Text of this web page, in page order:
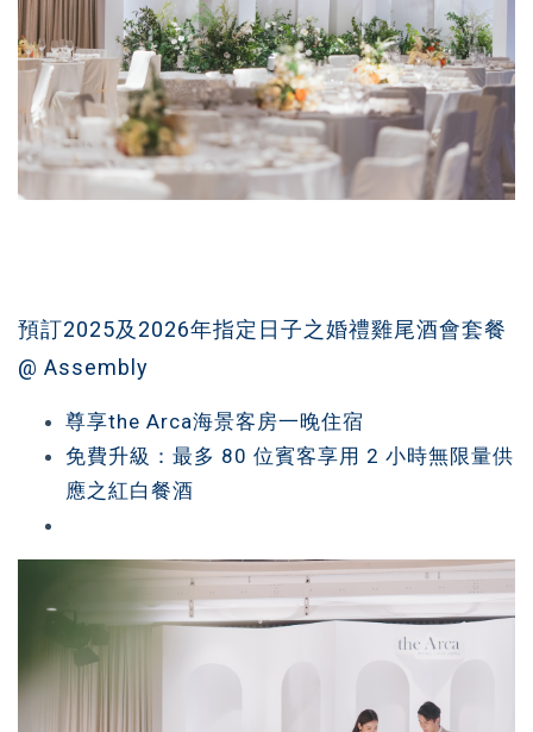
預訂2025及2026年指定日子之婚禮雞尾酒會套餐
@ Assembly
尊享the Arca海景客房一晚住宿
免費升級：最多 80 位賓客享用 2 小時無限量供
應之紅白餐酒